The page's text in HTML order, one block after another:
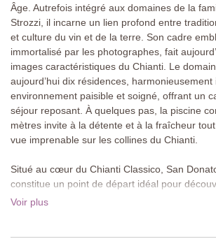
Âge. Autrefois intégré aux domaines de la
Strozzi, il incarne un lien profond entre
et culture du vin et de la terre. Son cadre
immortalisé par les photographes, fait
images caractéristiques du Chianti. Le
aujourd’hui dix résidences,
environnement paisible et soigné, offrant un
séjour reposant. À quelques pas, la piscine
mètres invite à la détente et à la fraîcheur
vue imprenable sur les collines du Chianti.
Situé au cœur du Chianti Classico, San
constitue un point de départ idéal pour
prestigieux domaine Tenuta Perano, propriété
Voir plus